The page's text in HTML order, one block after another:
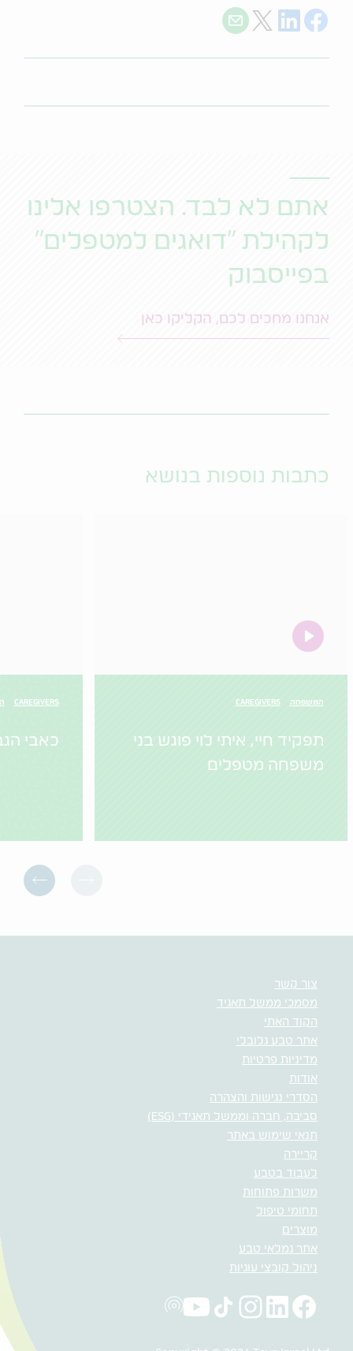
Share on Facebook
Share on LinkedIn
Share on Twitter
Share with E-mail
אתם לא לבד. הצטרפו אלינו
לקהילת "דואגים למטפלים"
בפייסבוק
אנחנו מחכים לכם, הקליקו כאן
כתבות נוספות בנושא
video
המשפחה CAREGIVERS
תפקיד חיי, איתי לוי פוגש בני
משפחה מטפלים
CAREGIVERS
כאבי
צור קשר
מסמכי ממשל תאגיד
הקוד האתי
אתר טבע גלובלי
מדיניות פרטיות
אודות
הסדרי נגישות והצהרה
סביבה, חברה וממשל תאגידי (ESG)
תנאי שימוש באתר
קריירה
לעבוד בטבע
משרות פתוחות
תחומי טיפול
מוצרים
אתר גמלאי טבע
ניהול קובצי עוגיות